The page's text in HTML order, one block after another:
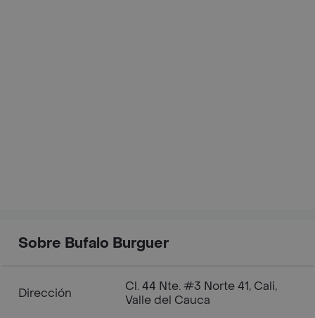
Sobre Bufalo Burguer
Dirección
Cl. 44 Nte. #3 Norte 41, Cali,
Valle del Cauca